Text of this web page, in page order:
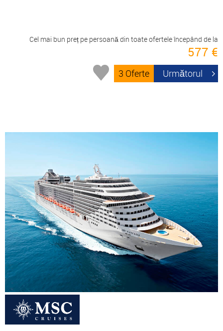
Cel mai bun preț pe persoană din toate ofertele începând de la
577 €
3 Oferte Următorul